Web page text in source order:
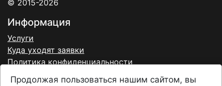
© 2015-2026
Информация
Услуги
Куда уходят заявки
Политика конфиденциальности
Договор-оферта
Продолжая пользоваться нашим сайтом, вы